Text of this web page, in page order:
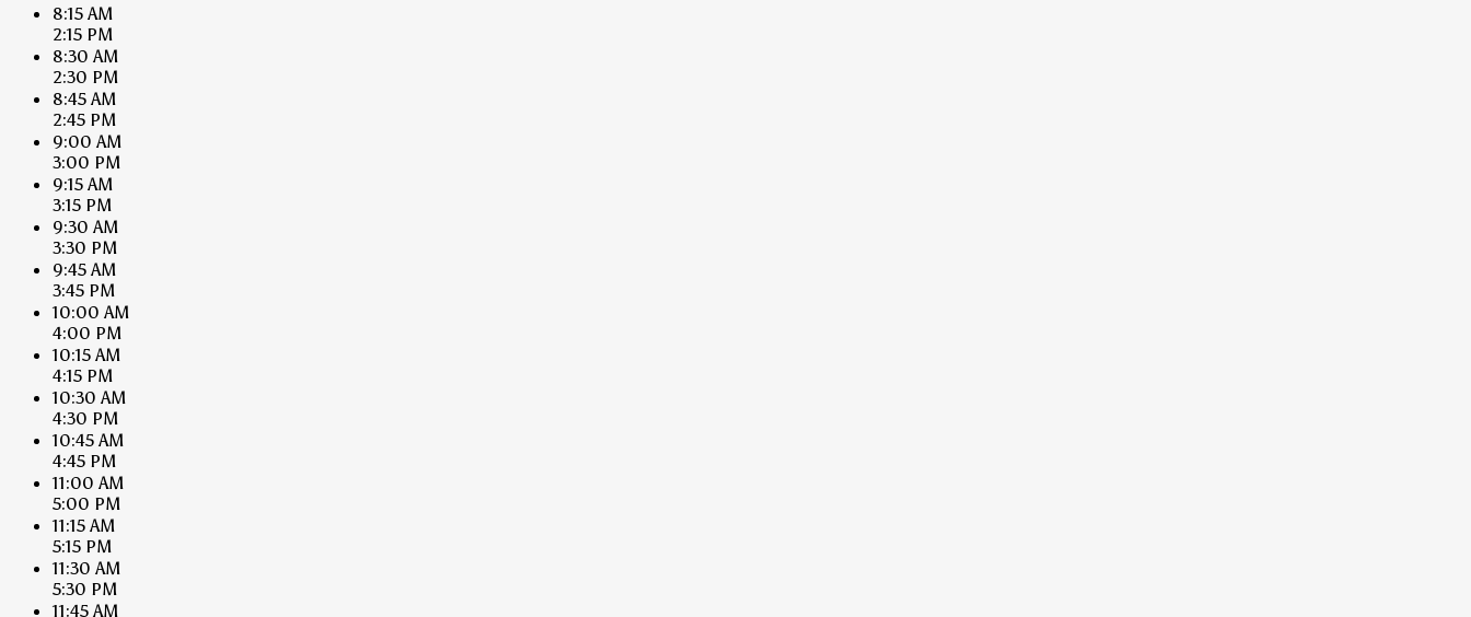
8:15 AM
2:15 PM
8:30 AM
2:30 PM
8:45 AM
2:45 PM
9:00 AM
3:00 PM
9:15 AM
3:15 PM
9:30 AM
3:30 PM
9:45 AM
3:45 PM
10:00 AM
4:00 PM
10:15 AM
4:15 PM
10:30 AM
4:30 PM
10:45 AM
4:45 PM
11:00 AM
5:00 PM
11:15 AM
5:15 PM
11:30 AM
5:30 PM
11:45 AM